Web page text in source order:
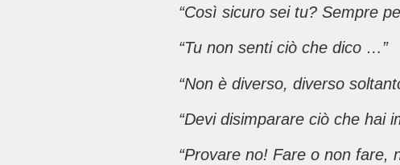
“Così sicuro sei tu? Sempre
“Tu non senti ciò che dico …”
“Non è diverso, diverso
“Devi disimparare ciò che hai
“Provare no! Fare o non fare,